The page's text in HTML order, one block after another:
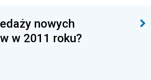
nowych
w 2011 roku?